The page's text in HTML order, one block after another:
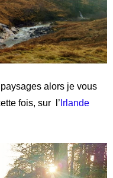
alors je vous
fois, sur l’ Irlande